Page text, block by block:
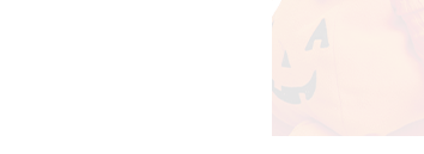
，小编更是为各位孕妈们